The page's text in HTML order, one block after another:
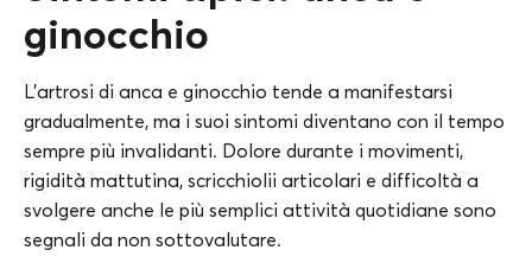
ginocchio
L’artrosi di anca e ginocchio tende a manifestarsi
gradualmente, ma i suoi sintomi diventano con il tempo
sempre più invalidanti. Dolore durante i movimenti,
rigidità mattutina, scricchiolii articolari e difficoltà a
svolgere anche le più semplici attività quotidiane sono
segnali da non sottovalutare.